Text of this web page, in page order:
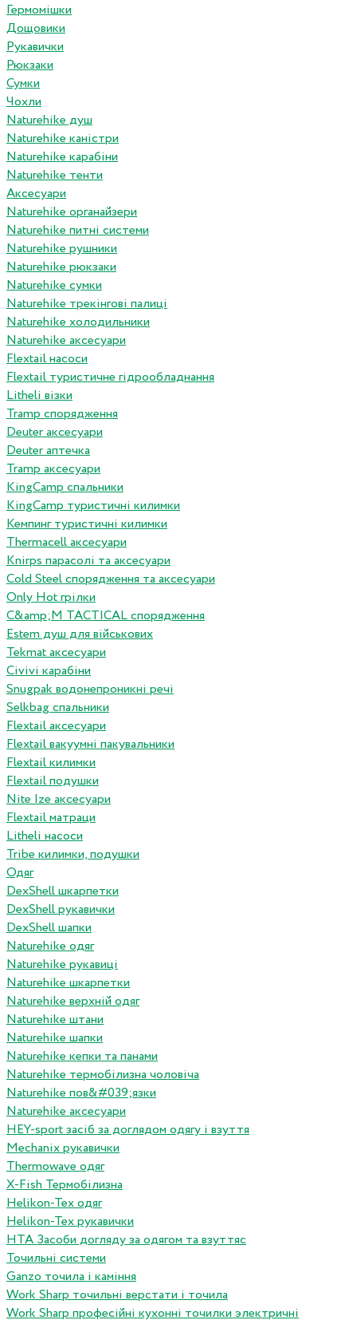
Гермомішки
Дощовики
Рукавички
Рюкзаки
Сумки
Чохли
Naturehike душ
Naturehike каністри
Naturehike карабіни
Naturehike тенти
Аксесуари
Naturehike органайзери
Naturehike питні системи
Naturehike рушники
Naturehike рюкзаки
Naturehike сумки
Naturehike трекінгові палиці
Naturehike холодильники
Naturehike аксесуари
Flextail насоси
Flextail туристичне гідрообладнання
Litheli візки
Tramp спорядження
Deuter аксесуари
Deuter аптечка
Tramp аксесуари
KingCamp спальники
KingCamp туристичні килимки
Кемпинг туристичні килимки
Thermacell аксесуари
Knirps парасолі та аксесуари
Cold Steel спорядження та аксесуари
Only Hot грілки
C&amp;M TACTICAL спорядження
Estem душ для військових
Tekmat аксесуари
Сivivi карабіни
Snugpak водонепроникні речі
Selkbag спальники
Flextail аксесуари
Flextail вакуумні пакувальники
Flextail килимки
Flextail подушки
Nite Ize аксесуари
Flextail матраци
Litheli насоси
Tribe килимки, подушки
Одяг
DexShell шкарпетки
DexShell рукавички
DexShell шапки
Naturehike одяг
Naturehike рукавиці
Naturehike шкарпетки
Naturehike верхній одяг
Naturehike штани
Naturehike шапки
Naturehike кепки та панами
Naturehike термобілизна чоловіча
Naturehike пов&#039;язки
Naturehike аксесуари
HEY-sport засіб за доглядом одягу і взуття
Mechanix рукавички
Thermowave одяг
X-Fish Термобілизна
Helikon-Tex одяг
Helikon-Tex рукавички
HTA Засоби догляду за одягом та взуттяс
Точильні системи
Ganzo точила і каміння
Work Sharp точильні верстати і точила
Work Sharp професiйнi кухоннi точилки электричнi